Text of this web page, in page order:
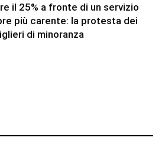
il 25% a fronte di un servizio
più carente: la protesta dei
di minoranza